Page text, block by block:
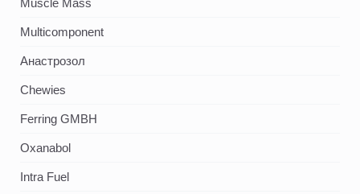
Muscle Mass
Multicomponent
Анастрозол
Chewies
Ferring GMBH
Oxanabol
Intra Fuel